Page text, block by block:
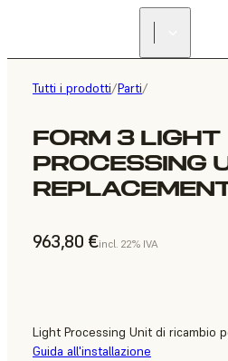
Tutti i prodotti/Parti/
FORM 3 LIGHT
PROCESSING
963,80 €incl. 22% IVA
Light Processing Unit di ricambio
Guida all'installazione